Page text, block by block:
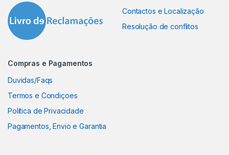
Contactos e Localização
Resolução de conflitos
Compras e Pagamentos
Duvidas/Faqs
Termos e Condiçoes
Política de Privacidade
Pagamentos, Envio e Garantia